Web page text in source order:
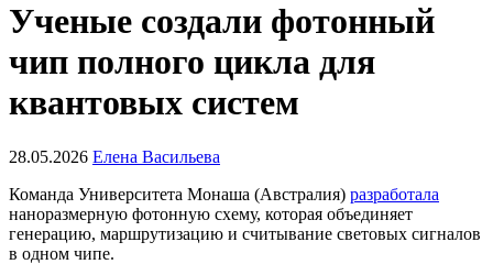
Ученые создали фотонный
чип полного цикла для
квантовых систем
28.05.2026 Елена Васильева
Команда Университета Монаша (Австралия) разработала
наноразмерную фотонную схему, которая объединяет
генерацию, маршрутизацию и считывание световых сигналов
в одном чипе.